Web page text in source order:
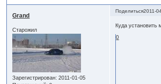
Поделиться2011-
Grand
Старожил
Зарегистрирован: 2011-01-05
Куда установить
0